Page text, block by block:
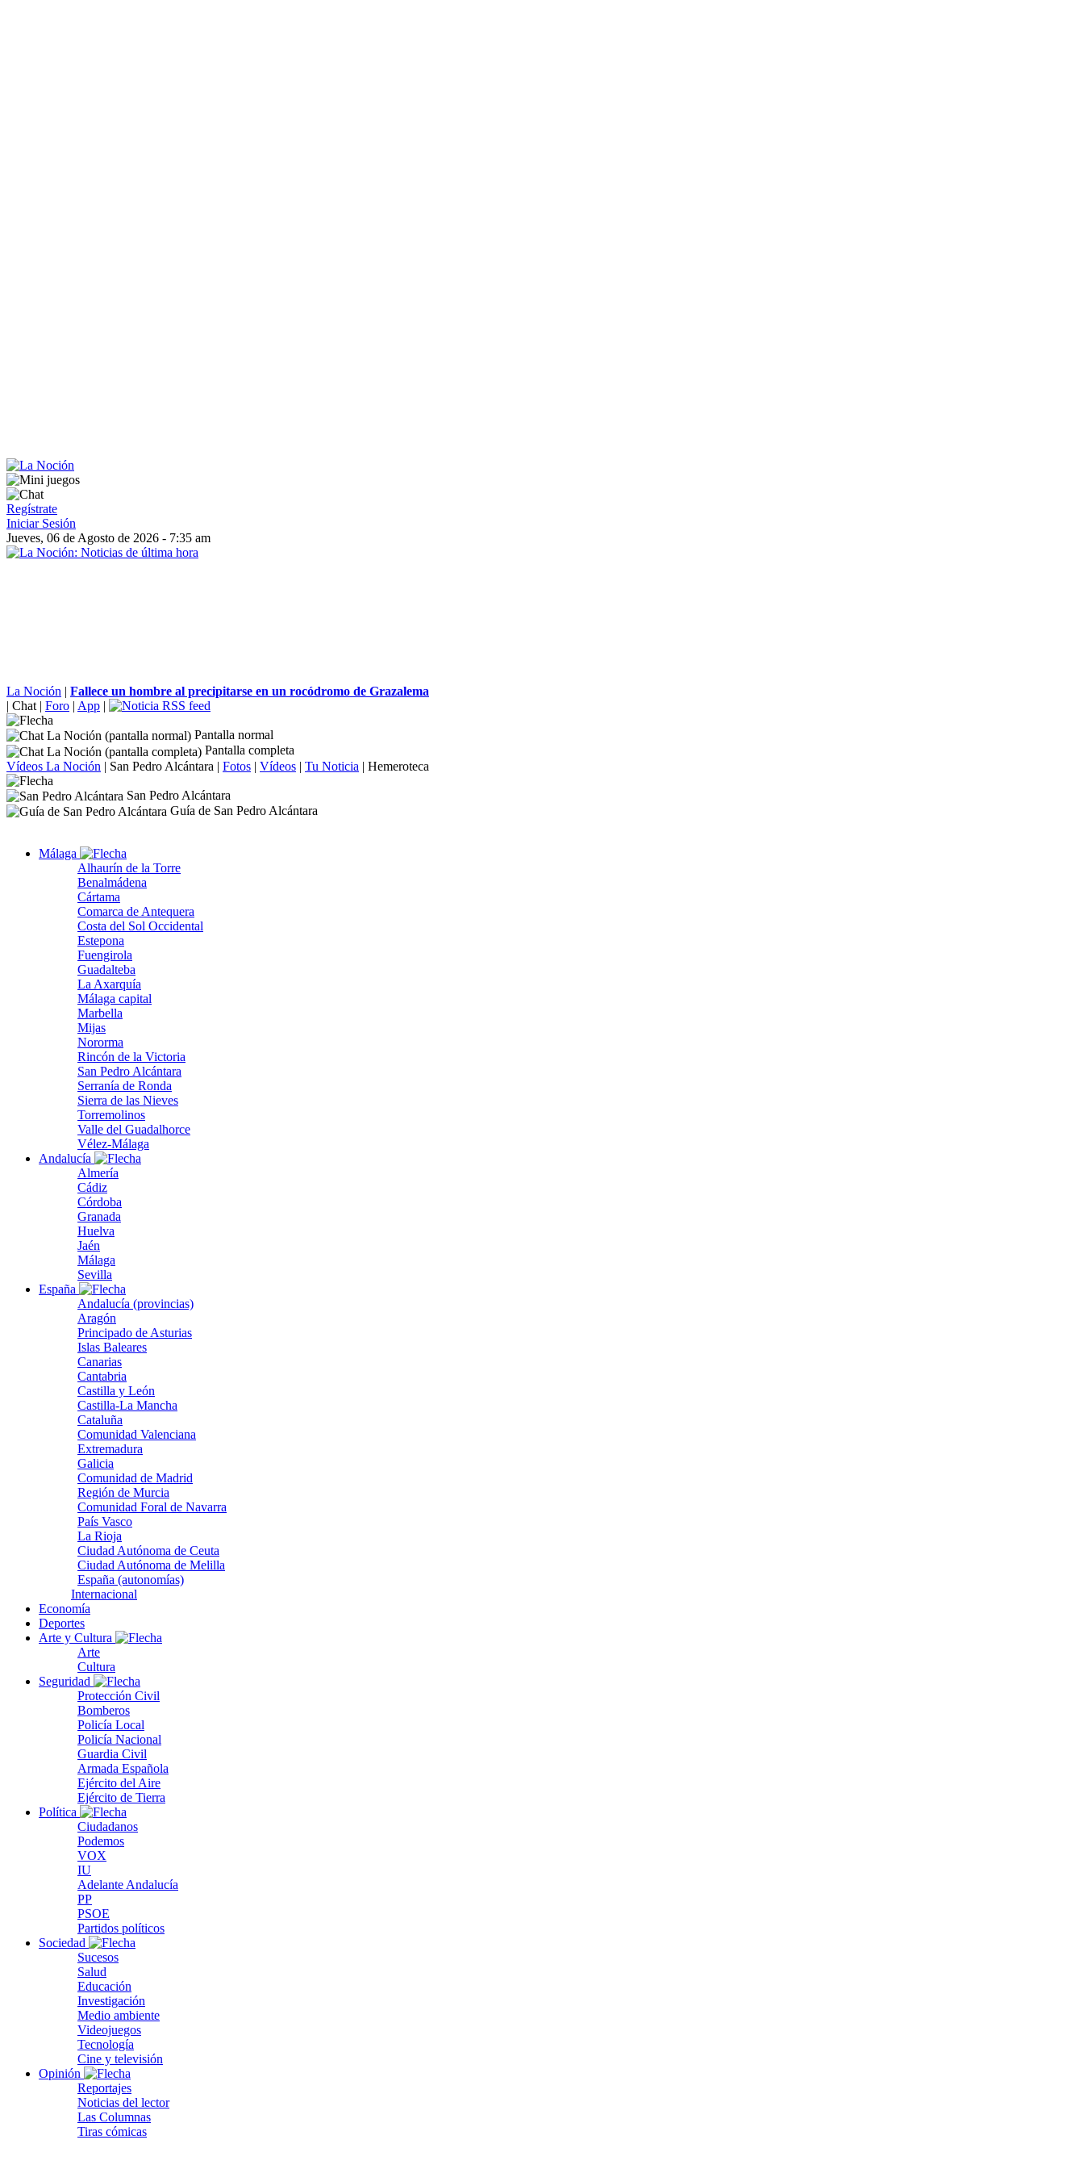
Regístrate
Iniciar Sesión
Jueves, 06 de Agosto de 2026 - 7:35 am
La Noción | Fallece un hombre al precipitarse en un rocódromo de Grazalema
| Chat | Foro | App |
Pantalla normal
Pantalla completa
Vídeos La Noción | San Pedro Alcántara | Fotos | Vídeos | Tu Noticia | Hemeroteca
San Pedro Alcántara
Guía de San Pedro Alcántara
Málaga
Alhaurín de la Torre
Benalmádena
Cártama
Comarca de Antequera
Costa del Sol Occidental
Estepona
Fuengirola
Guadalteba
La Axarquía
Málaga capital
Marbella
Mijas
Nororma
Rincón de la Victoria
San Pedro Alcántara
Serranía de Ronda
Sierra de las Nieves
Torremolinos
Valle del Guadalhorce
Vélez-Málaga
Andalucía
Almería
Cádiz
Córdoba
Granada
Huelva
Jaén
Málaga
Sevilla
España
Andalucía (provincias)
Aragón
Principado de Asturias
Islas Baleares
Canarias
Cantabria
Castilla y León
Castilla-La Mancha
Cataluña
Comunidad Valenciana
Extremadura
Galicia
Comunidad de Madrid
Región de Murcia
Comunidad Foral de Navarra
País Vasco
La Rioja
Ciudad Autónoma de Ceuta
Ciudad Autónoma de Melilla
España (autonomías)
Internacional
Economía
Deportes
Arte y Cultura
Arte
Cultura
Seguridad
Protección Civil
Bomberos
Policía Local
Policía Nacional
Guardia Civil
Armada Española
Ejército del Aire
Ejército de Tierra
Política
Ciudadanos
Podemos
VOX
IU
Adelante Andalucía
PP
PSOE
Partidos políticos
Sociedad
Sucesos
Salud
Educación
Investigación
Medio ambiente
Videojuegos
Tecnología
Cine y televisión
Opinión
Reportajes
Noticias del lector
Las Columnas
Tiras cómicas